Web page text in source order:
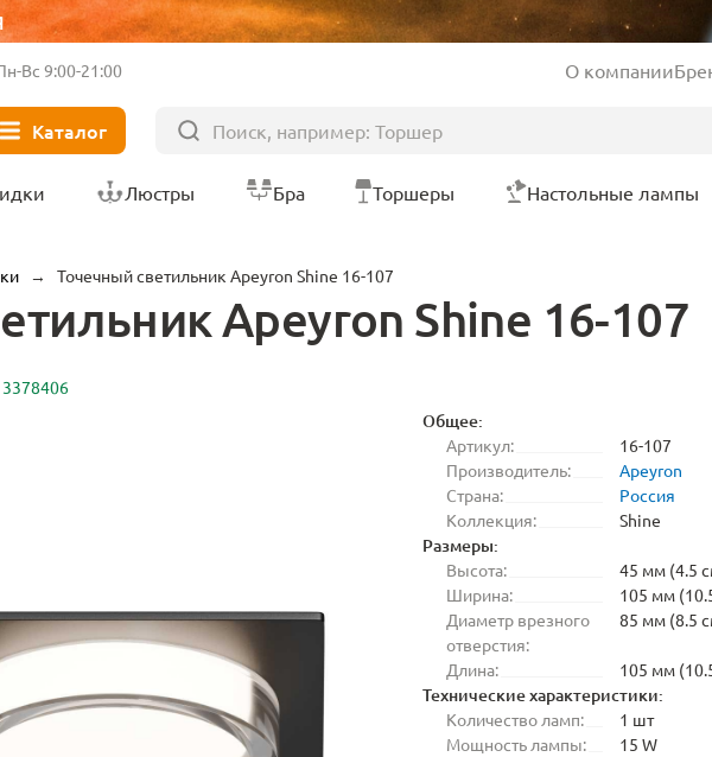
Вс 9:00-21:00 О компании
Каталог
Люстры Бра Торшеры Настольные лампы
→ Точечный светильник Apeyron Shine 16-107
Apeyron Shine 16-107
3378406
Общее:
Артикул:
16-107
Производитель:
Apeyron
Страна:
Россия
Коллекция:
Shine
Размеры:
Высота:
45 мм (4.5
Ширина:
105 мм
Диаметр врезного
отверстия:
85 мм (8.5
Длина: 105 мм
Технические характеристики:
Количество ламп:
1 шт
Мощность лампы:
15 W